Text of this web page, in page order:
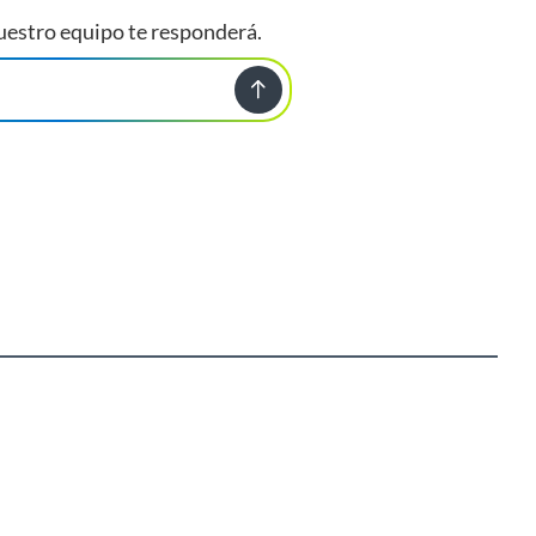
equipo te responderá.